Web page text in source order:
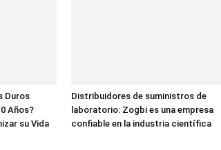
Duros
Años?
su Vida
Distribuidores de suministros de
laboratorio: Zogbi es una empresa
confiable en la industria científica